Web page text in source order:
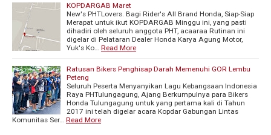
KOPDARGAB Maret
New's PHTLovers. Bagi Rider's All Brand Honda, Siap-Siap
Merapat untuk ikut KOPDARGAB Minggu ini, yang pasti
dihadiri oleh seluruh anggota PHT, acaaraa Rutinan ini
digelar di Pelataran Dealer Honda Karya Agung Motor,
Yuk's Ko…
Read More
Ratusan Bikers Penghisap Darah Memenuhi GOR Lembu
Peteng
Seluruh Peserta Menyanyikan Lagu Kebangsaan Indonesia
Raya PHTulungagung, Ajang Berkumpulnya para Bikers
Honda Tulungagung untuk yang pertama kali di Tahun
2017 ini telah digelar acara Kopdar Gabungan Lintas
Komunitas Ser…
Read More